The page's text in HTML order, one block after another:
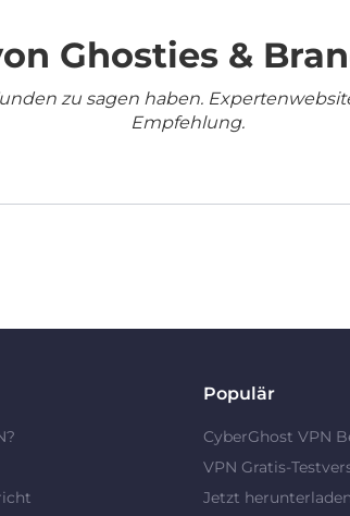
Ghosties &
zu sagen haben.
Empfehlung.
Populär
CyberGhost VPN
VPN Gratis-
Jetzt herunterladen